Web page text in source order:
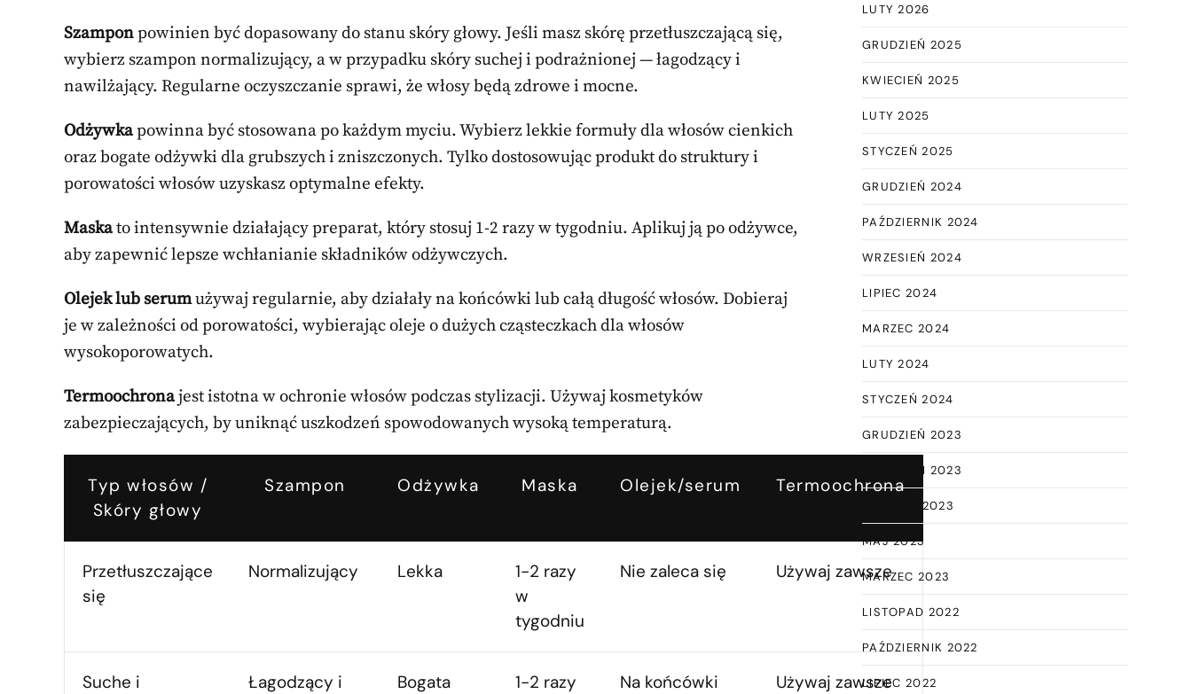
Szamponpowinien być dopasowany do stanu skóry głowy. Jeśli masz skórę przetłuszczającą się,
wybierz szampon normalizujący, a w przypadku skóry suchej i podrażnionej — łagodzący i
nawilżający. Regularne oczyszczanie sprawi, że włosy będą zdrowe i mocne.
Odżywkapowinna być stosowana po każdym myciu. Wybierz lekkie formuły dla włosów cienkich
oraz bogate odżywki dla grubszych i zniszczonych. Tylko dostosowując produkt do struktury i
porowatości włosów uzyskasz optymalne efekty.
Maskato intensywnie działający preparat, który stosuj 1-2 razy w tygodniu. Aplikuj ją po odżywce,
aby zapewnić lepsze wchłanianie składników odżywczych.
Olejek lub serumużywaj regularnie, aby działały na końcówki lub całą długość włosów. Dobieraj
je w zależności od porowatości, wybierając oleje o dużych cząsteczkach dla włosów
wysokoporowatych.
Termoochronajest istotna w ochronie włosów podczas stylizacji. Używaj kosmetyków
zabezpieczających, by uniknąć uszkodzeń spowodowanych wysoką temperaturą.
Typ włosów /
Skóry głowy
Szampon Odżywka Maska Olejek/serum Termoochrona
Przetłuszczające
się
Normalizujący Lekka
1-2 razy
w
tygodniu
Nie zaleca się Używaj zawsze
Suche i
Łagodzący i
Bogata
1-2 razy
Na końcówki Używaj zawsze
LUTY 2026
GRUDZIEŃ 2025
KWIECIEŃ 2025
LUTY 2025
STYCZEŃ 2025
GRUDZIEŃ 2024
PAŹDZIERNIK 2024
WRZESIEŃ 2024
LIPIEC 2024
MARZEC 2024
LUTY 2024
STYCZEŃ 2024
GRUDZIEŃ 2023
WRZESIEŃ 2023
SIERPIEŃ 2023
MAJ 2023
MARZEC 2023
LISTOPAD 2022
PAŹDZIERNIK 2022
LIPIEC 2022